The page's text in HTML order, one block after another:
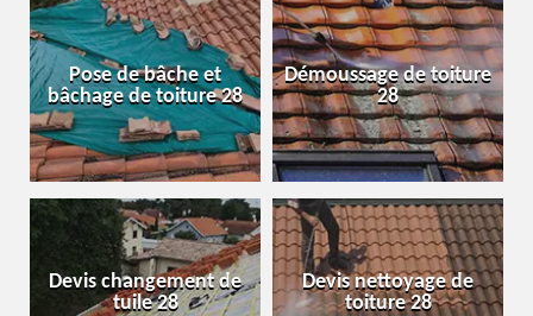
Pose de bâche et
bâchage de toiture 28
Démoussage de toiture
28
Devis changement de
tuile 28
Devis nettoyage de
toiture 28